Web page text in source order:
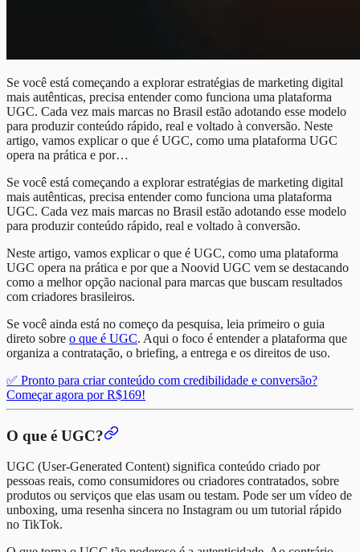
Se você está começando a explorar estratégias de marketing digital
mais autênticas, precisa entender como funciona uma plataforma
UGC. Cada vez mais marcas no Brasil estão adotando esse modelo
para produzir conteúdo rápido, real e voltado à conversão. Neste
artigo, vamos explicar o que é UGC, como uma plataforma UGC
opera na prática e por…
Se você está começando a explorar estratégias de marketing digital
mais autênticas, precisa entender como funciona uma plataforma
UGC. Cada vez mais marcas no Brasil estão adotando esse modelo
para produzir conteúdo rápido, real e voltado à conversão.
Neste artigo, vamos explicar o que é UGC, como uma plataforma
UGC opera na prática e por que a Noovid UGC vem se destacando
como a melhor opção nacional para marcas que buscam resultados
com criadores brasileiros.
Se você ainda está no começo da pesquisa, leia primeiro o guia
direto sobre o que é UGC. Aqui o foco é entender a plataforma que
organiza a contratação, o briefing, a entrega e os direitos de uso.
✅ Pronto para criar conteúdo com credibilidade e conversão?
Começar agora por R$169!
O que é UGC?
UGC (User-Generated Content) significa conteúdo criado por
pessoas reais, como consumidores ou criadores contratados, sobre
produtos ou serviços que elas usam ou testam. Pode ser um vídeo de
unboxing, uma resenha sincera no Instagram ou um tutorial rápido
no TikTok.